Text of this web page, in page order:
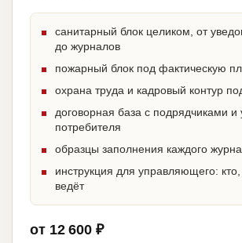
санитарный блок целиком, от
до журналов
пожарный блок под фактическую
охрана труда и кадровый контур
договорная база с подрядчиками и
потребителя
образцы заполнения каждого
инструкция для управляющего: кто,
ведёт
от 12 600 ₽